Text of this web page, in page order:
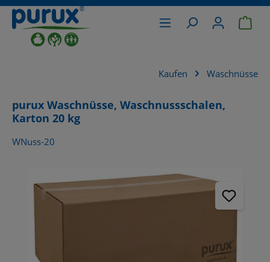
springen
Kaufen Waschnüsse
purux Waschnüsse, Waschnussschalen,
Karton 20 kg
WNuss-20